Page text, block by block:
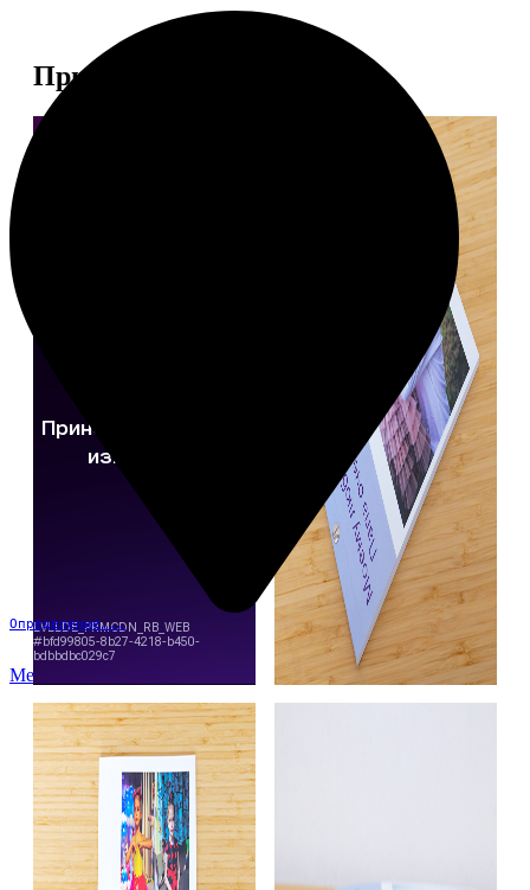
Определение...
Меню
Примеры работ